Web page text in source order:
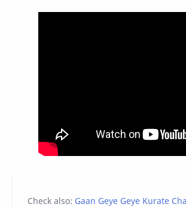
Check also: Gaan Geye Geye Kurate